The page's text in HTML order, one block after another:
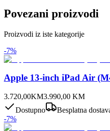
Povezani proizvodi
Proizvodi iz iste kategorije
-7%
Apple 13-inch iPad Air
3.720,00KM3.990,00 KM
Dostupno
Besplatna
-7%